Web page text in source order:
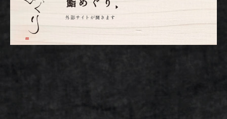
外部サイトが開きます